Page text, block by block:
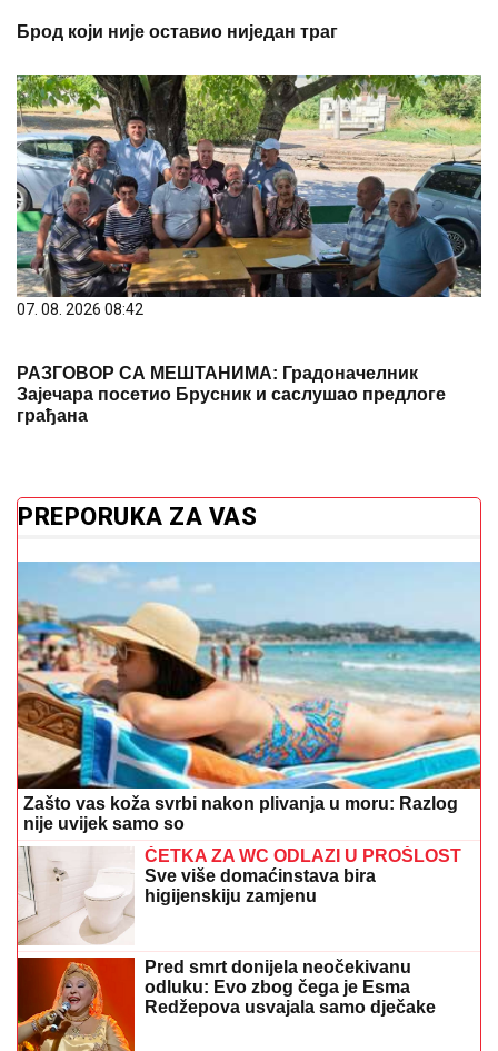
Брод који није оставио ниједан траг
07. 08. 2026 08:42
РАЗГОВОР СА МЕШТАНИМА: Градоначелник
Зајечара посетио Брусник и саслушао предлоге
грађана
PREPORUKA ZA VAS
Zašto vas koža svrbi nakon plivanja u moru: Razlog
nije uvijek samo so
ČETKA ZA WC ODLAZI U PROŠLOST
Sve više domaćinstava bira
higijenskiju zamjenu
Pred smrt donijela neočekivanu
odluku: Evo zbog čega je Esma
Redžepova usvajala samo dječake